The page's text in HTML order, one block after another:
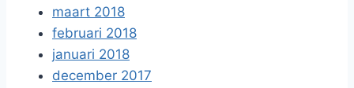
maart 2018
februari 2018
januari 2018
december 2017